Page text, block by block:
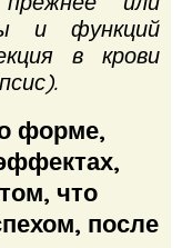
и функций
в крови
форме,
что
после